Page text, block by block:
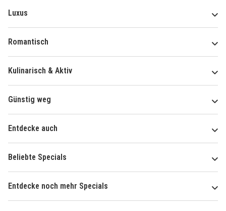
Luxus
Romantisch
Kulinarisch & Aktiv
Günstig weg
Entdecke auch
Beliebte Specials
Entdecke noch mehr Specials